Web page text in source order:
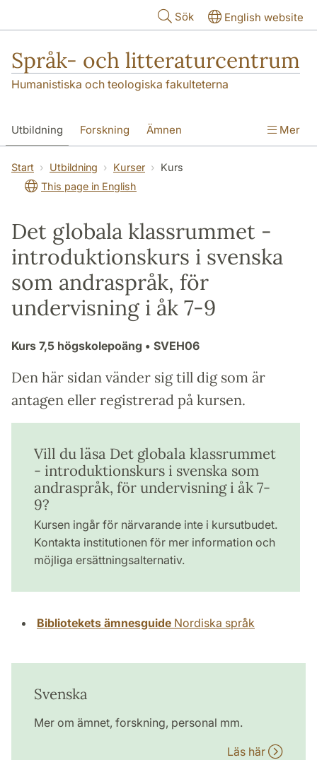
Sök English website
Språk- och litteraturcentrum
Humanistiska och teologiska fakulteterna
Utbildning Forskning Ämnen
SOL-husen Kontakt Institutionen
översättning till svenska
Mer
Start Utbildning Kurser
Kurs
This page in English
Det globala klassrummet -
introduktionskurs i svenska
som andraspråk, för
undervisning i åk 7-9
Kurs 7,5 högskolepoäng • SVEH06
Den här sidan vänder sig till dig som är
antagen eller registrerad på kursen.
Vill du läsa Det globala klassrummet
- introduktionskurs i svenska som
andraspråk, för undervisning i åk 7-
9?
Kursen ingår för närvarande inte i kursutbudet.
Kontakta institutionen för mer information och
möjliga ersättningsalternativ.
Bibliotekets ämnesguide Nordiska språk
Svenska
Mer om ämnet, forskning, personal mm.
Läs här